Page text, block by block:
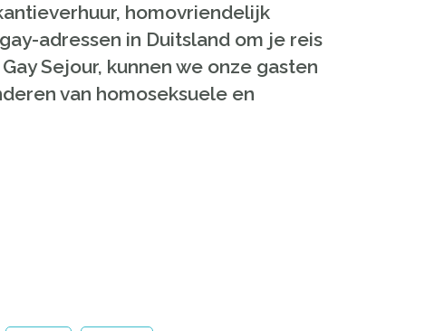
homovriendelijk
adressen in Duitsland om je reis
Sejour, kunnen we onze gasten
van homoseksuele en